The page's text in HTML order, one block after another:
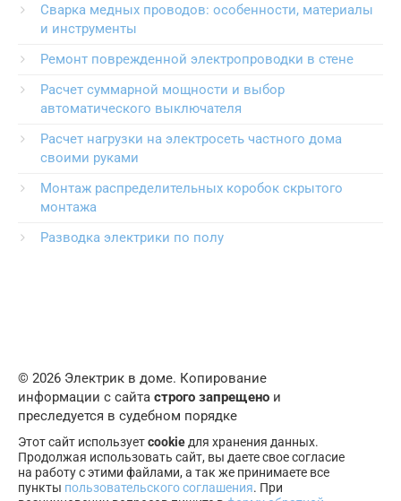
Сварка медных проводов: особенности, материалы
и инструменты
Ремонт поврежденной электропроводки в стене
Расчет суммарной мощности и выбор
автоматического выключателя
Расчет нагрузки на электросеть частного дома
своими руками
Монтаж распределительных коробок скрытого
монтажа
Разводка электрики по полу
© 2026 Электрик в доме. Копирование
информации с сайта строго запрещено и
преследуется в судебном порядке
Этот сайт используетcookie для хранения данных.
Продолжая использовать сайт, вы даете свое согласие
на работу с этими файлами, а так же принимаете все
пункты пользовательского соглашения. При